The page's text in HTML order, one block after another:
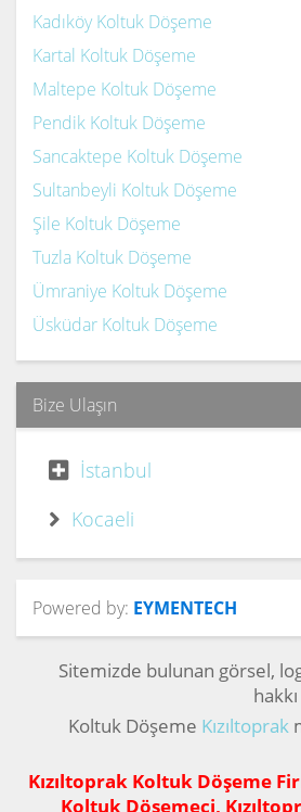
Kadıköy Koltuk Döşeme
Kartal Koltuk Döşeme
Maltepe Koltuk Döşeme
Pendik Koltuk Döşeme
Sancaktepe Koltuk Döşeme
Sultanbeyli Koltuk Döşeme
Şile Koltuk Döşeme
Tuzla Koltuk Döşeme
Ümraniye Koltuk Döşeme
Üsküdar Koltuk Döşeme
Bize Ulaşın
İstanbul
Kocaeli
Powered by: EYMENTECH
Sitemizde bulunan görsel,
Koltuk Döşeme Kızıltoprak
Kızıltoprak Koltuk Döşeme
Koltuk Döşemeci,